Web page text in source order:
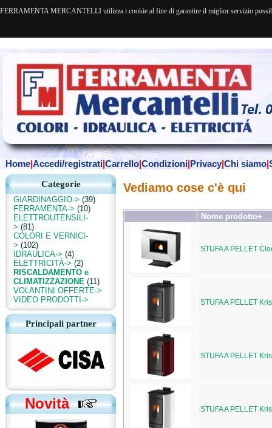
FERRAMENTA MERCANTELLI utilizza i cookie al fine di garantire il miglior servizio
Home|Accedi/registrati|Carrello|Condizioni|Privacy|Chi siamo|
Categorie
GIARDINAGGIO-> (39)
FERRAMENTA-> (10)
ELETTROUTENSILI-
> (81)
COLORI E VERNICI-
> (102)
IDRAULICA-> (4)
ELETTRICITÀ-> (2)
RISCALDAMENTO e
CLIMATIZZAZIONE (11)
VOLANTINI OFFERTE->
VIDEO PRODOTTI->
Principali partner
Novità
Vediamo cose c'è qui
Nome prodotto+
STUFA A PELLET
STUFA A PELLET
STUFA A PELLET
STUFA A PELLET